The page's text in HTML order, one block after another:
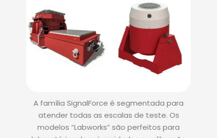
A família SignalForce é segmentada para
atender todas as escalas de teste. Os
modelos “Labworks” são perfeitos para